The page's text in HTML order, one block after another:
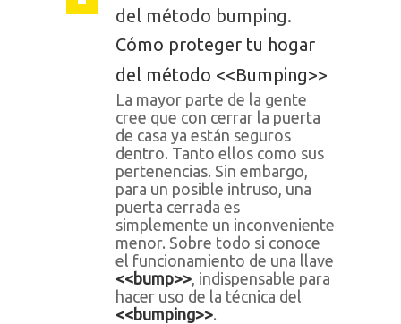
del método bumping.
Cómo proteger tu hogar
del método <<Bumping>>
La mayor parte de la gente
cree que con cerrar la puerta
de casa ya están seguros
dentro. Tanto ellos como sus
pertenencias. Sin embargo,
para un posible intruso, una
puerta cerrada es
simplemente un inconveniente
menor. Sobre todo si conoce
el funcionamiento de una llave
<<bump>> , indispensable para
hacer uso de la técnica del
<<bumping>>.